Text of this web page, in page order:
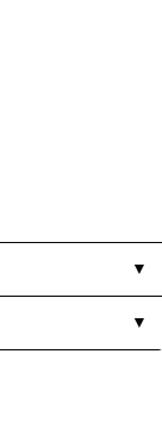
▼
▼